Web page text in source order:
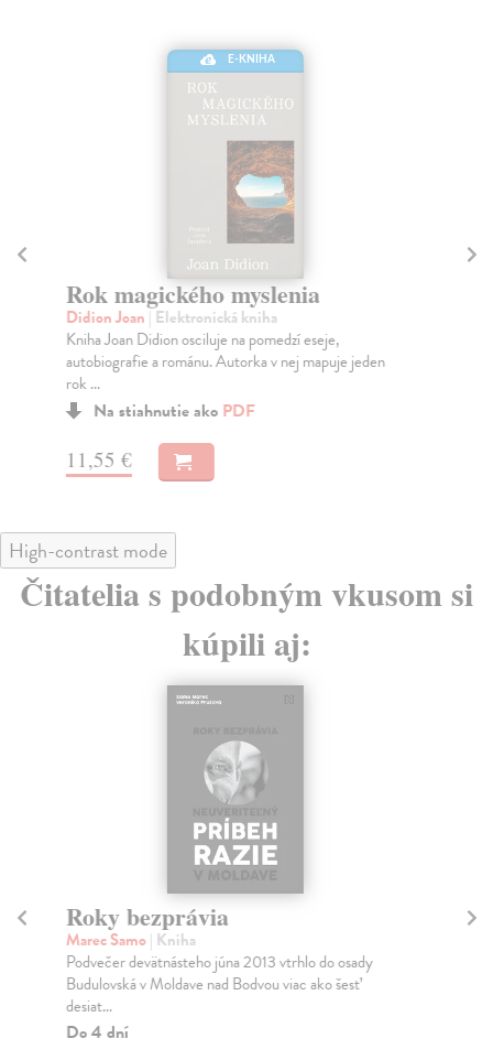
E-KNIHA
Rok magického myslenia
Didion Joan | Elektronická kniha
Kniha Joan Didion osciluje na pomedzí eseje,
autobiografie a románu. Autorka v nej mapuje jeden
rok ...
Na stiahnutie ako PDF
11,55 €
High-contrast mode
Čitatelia s podobným vkusom si
kúpili aj:
Roky bezprávia
Marec Samo| Kniha
Podvečer devätnásteho júna 2013 vtrhlo do osady
Budulovská v Moldave nad Bodvou viac ako šesť
desiat...
Do 4 dní